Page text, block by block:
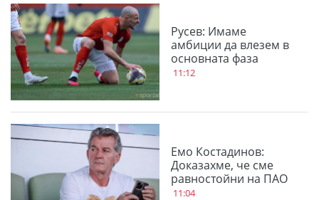
Русев: Имаме
амбиции да влезем в
основната фаза
11:12
Емо Костадинов:
Доказахме, че сме
равностойни на ПАО
11:04